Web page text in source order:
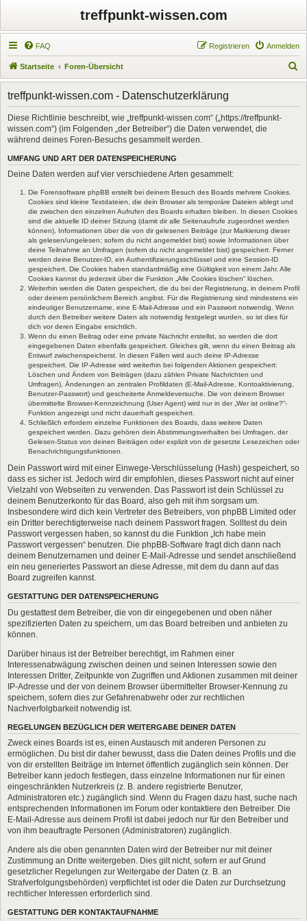
treffpunkt-wissen.com
FAQ Anmelden
Registrieren
Startseite Foren-Übersicht
u
treffpunkt-wissen.com - Datenschutzerklärung
Diese Richtlinie beschreibt, wie „treffpunkt-wissen.com“ („https://treffpunkt-
wissen.com“) (im Folgenden „der Betreiber“) die Daten verwendet, die
während deines Foren-Besuchs gesammelt werden.
UMFANG UND ART DER DATENSPEICHERUNG
Deine Daten werden auf vier verschiedene Arten gesammelt:
Die Forensoftware phpBB erstellt bei deinem Besuch des Boards mehrere Cookies.
Cookies sind kleine Textdateien, die dein Browser als temporäre Dateien ablegt und
die zwischen den einzelnen Aufrufen des Boards erhalten bleiben. In diesen Cookies
sind die aktuelle ID deiner Sitzung (damit dir alle Seitenaufrufe zugeordnet werden
können), Informationen über die von dir gelesenen Beiträge (zur Markierung dieser
als gelesen/ungelesen; sofern du nicht angemeldet bist) sowie Informationen über
deine Teilnahme an Umfragen (sofern du nicht angemeldet bist) gespeichert. Ferner
werden deine Benutzer-ID, ein Authentifizierungsschlüssel und eine Session-ID
gespeichert. Die Cookies haben standardmäßig eine Gültigkeit von einem Jahr. Alle
Cookies kannst du jederzeit über die Funktion „Alle Cookies löschen“ löschen.
Weiterhin werden die Daten gespeichert, die du bei der Registrierung, in deinem Profil
oder deinem persönlichem Bereich angibst. Für die Registrierung sind mindestens ein
eindeutiger Benutzername, eine E-Mail-Adresse und ein Passwort notwendig. Wenn
durch den Betreiber weitere Daten als notwendig festgelegt wurden, so ist dies für
dich vor deren Eingabe ersichtlich.
Wenn du einen Beitrag oder eine private Nachricht erstellst, so werden die dort
eingegebenen Daten ebenfalls gespeichert. Gleiches gilt, wenn du einen Beitrag als
Entwurf zwischenspeicherst. In diesen Fällen wird auch deine IP-Adresse
gespeichert. Die IP-Adresse wird weiterhin bei folgenden Aktionen gespeichert:
Löschen und Ändern von Beiträgen (dazu zählen Private Nachrichten und
Umfragen), Änderungen an zentralen Profildaten (E-Mail-Adresse, Kontoaktivierung,
Benutzer-Passwort) und gescheiterte Anmeldeversuche. Die von deinem Browser
übermittelte Browser-Kennzeichnung (User Agent) wird nur in der „Wer ist online?“-
Funktion angezeigt und nicht dauerhaft gespeichert.
Schließlich erfordern einzelne Funktionen des Boards, dass weitere Daten
gespeichert werden. Dazu gehören dein Abstimmungsverhalten bei Umfragen, der
Gelesen-Status von deinen Beiträgen oder explizit von dir gesetzte Lesezeichen oder
Benachrichtigungsfunktionen.
Dein Passwort wird mit einer Einwege-Verschlüsselung (Hash) gespeichert, so
dass es sicher ist. Jedoch wird dir empfohlen, dieses Passwort nicht auf einer
Vielzahl von Webseiten zu verwenden. Das Passwort ist dein Schlüssel zu
deinem Benutzerkonto für das Board, also geh mit ihm sorgsam um.
Insbesondere wird dich kein Vertreter des Betreibers, von phpBB Limited oder
ein Dritter berechtigterweise nach deinem Passwort fragen. Solltest du dein
Passwort vergessen haben, so kannst du die Funktion „Ich habe mein
Passwort vergessen“ benutzen. Die phpBB-Software fragt dich dann nach
deinem Benutzernamen und deiner E-Mail-Adresse und sendet anschließend
ein neu generiertes Passwort an diese Adresse, mit dem du dann auf das
Board zugreifen kannst.
GESTATTUNG DER DATENSPEICHERUNG
Du gestattest dem Betreiber, die von dir eingegebenen und oben näher
spezifizierten Daten zu speichern, um das Board betreiben und anbieten zu
können.
Darüber hinaus ist der Betreiber berechtigt, im Rahmen einer
Interessenabwägung zwischen deinen und seinen Interessen sowie den
Interessen Dritter, Zeitpunkte von Zugriffen und Aktionen zusammen mit deiner
IP-Adresse und der von deinem Browser übermittelter Browser-Kennung zu
speichern, sofern dies zur Gefahrenabwehr oder zur rechtlichen
Nachverfolgbarkeit notwendig ist.
REGELUNGEN BEZÜGLICH DER WEITERGABE DEINER DATEN
Zweck eines Boards ist es, einen Austausch mit anderen Personen zu
ermöglichen. Du bist dir daher bewusst, dass die Daten deines Profils und die
von dir erstellten Beiträge im Internet öffentlich zugänglich sein können. Der
Betreiber kann jedoch festlegen, dass einzelne Informationen nur für einen
eingeschränkten Nutzerkreis (z. B. andere registrierte Benutzer,
Administratoren etc.) zugänglich sind. Wenn du Fragen dazu hast, suche nach
entsprechenden Informationen im Forum oder kontaktiere den Betreiber. Die
E-Mail-Adresse aus deinem Profil ist dabei jedoch nur für den Betreiber und
von ihm beauftragte Personen (Administratoren) zugänglich.
Andere als die oben genannten Daten wird der Betreiber nur mit deiner
Zustimmung an Dritte weitergeben. Dies gilt nicht, sofern er auf Grund
gesetzlicher Regelungen zur Weitergabe der Daten (z. B. an
Strafverfolgungsbehörden) verpflichtet ist oder die Daten zur Durchsetzung
rechtlicher Interessen erforderlich sind.
GESTATTUNG DER KONTAKTAUFNAHME